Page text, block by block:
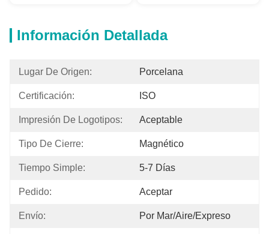
Información Detallada
Lugar De Origen: Porcelana
Certificación: ISO
Impresión De Logotipos: Aceptable
Tipo De Cierre: Magnético
Tiempo Simple: 5-7 Días
Pedido: Aceptar
Envío: Por Mar/aire/expreso